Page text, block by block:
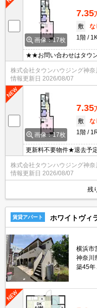
画像：17枚
7.35
敷
な
1階
1K
★★お問い合わせはタウ
株式会社タウンハウジング神奈
情報更新日 2026/08/07
画像：17枚
7.35
敷
な
1階
更新料不要物件★退去予
株式会社タウンハウジング神奈
情報更新日 2026/08/07
残
賃貸アパート ホワイトヴィ
横浜市
神奈川
築45年